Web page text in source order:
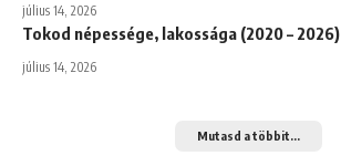
július 14, 2026
Tokod népessége, lakossága (2020 – 2026)
július 14, 2026
Mutasd a többit...